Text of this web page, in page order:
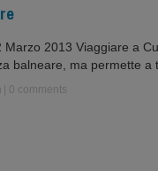
2013 Viaggiare a
balneare, ma permette a
0 comments